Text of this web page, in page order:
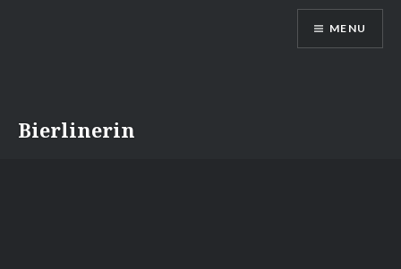
Bierlinerin
MENU